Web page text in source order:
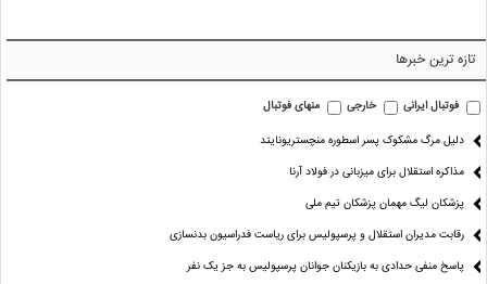
تازه ترین خبرها
فوتبال ایرانی خارجی منهای فوتبال
دلیل مرگ مشکوک پسر اسطوره منچستریونایتد
مذاکره استقلال برای میزبانی در فولاد آرنا
پزشکان لیگ مهمان پزشکان تیم ملی
رقابت مدیران استقلال و پرسپولیس برای ریاست فدراسیون بدنسازی
پاسخ منفی حدادی به بازیکنان جوانان پرسپولیس به جز یک نفر